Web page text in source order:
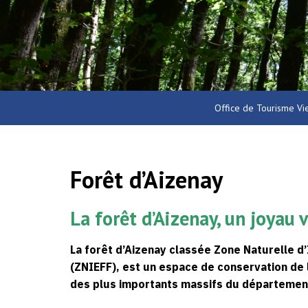
Office de Tourisme
Forêt d’Aizenay
La forêt d’Aizenay, un joyau
La forêt d’Aizenay classée Zone Naturelle
(ZNIEFF), est un espace de conservation
des plus importants massifs du
une famille croisée dans la forêt
Si l’on est patient, on peut même
Jean-Paul
Bénévole de
Naturalistes